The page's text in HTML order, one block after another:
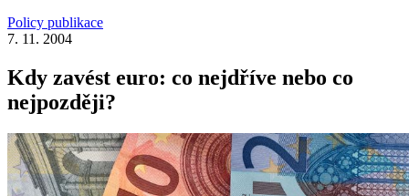
Policy publikace
7. 11. 2004
Kdy zavést euro: co nejdříve nebo co
nejpozději?